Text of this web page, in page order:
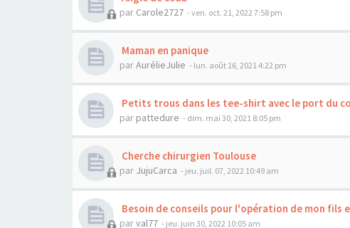
par Carole2727 - ven. oct. 21, 2022 7:58 pm
Maman en panique
parAurélieJulie - lun. août 16, 2021 4:22 pm
Petits trous dans les tee-shirt avec le port du
par pattedure - dim. mai 30, 2021 8:05 pm
Cherche chirurgien Toulouse
par JujuCarca - jeu. juil. 07, 2022 10:49 am
Besoin de conseils pour l'opération de mon fils
parval77 - jeu. juin 30, 2022 10:05 am